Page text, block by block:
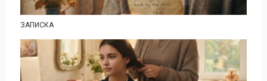
ЗАПИСКА